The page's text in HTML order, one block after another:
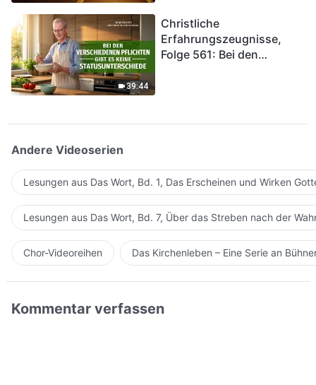
39:44
Christliche
Erfahrungszeugnisse,
Folge 561: Bei den
Andere Videoserien
Lesungen aus Das Wort, Bd. 1, Das Erscheinen und Wirken
Lesungen aus Das Wort, Bd. 7, Über das Streben nach der
Chor-Videoreihen Das Kirchenleben – Eine Serie an
Kommentar verfassen